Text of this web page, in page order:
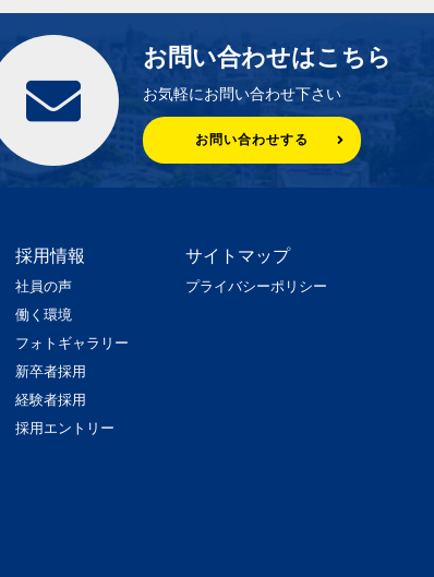
お問い合わせはこちら
お気軽にお問い合わせ下さい
お問い合わせする
採用情報
社員の声
働く環境
フォトギャラリー
新卒者採用
経験者採用
採用エントリー
サイトマップ
プライバシーポリシー